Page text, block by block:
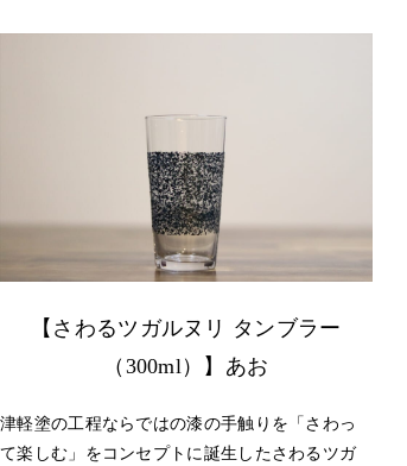
【さわるツガルヌリ タンブラー
（300ml）】あお
津軽塗の工程ならではの漆の手触りを「さわっ
て楽しむ」をコンセプトに誕生したさわるツガ